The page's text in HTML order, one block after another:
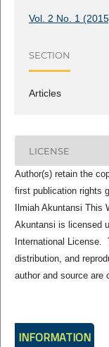
Vol. 2 No. 1
SECTION
Articles
LICENSE
Author(s) retain the
first publication rights
Ilmiah Akuntansi
Akuntansi is licensed
International License.
distribution, and
author and source are
INFORMATION